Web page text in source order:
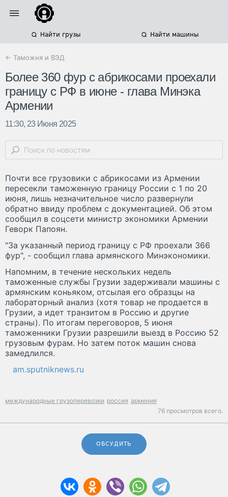
Найти грузы Найти машины
← Таможня и ВЭД
Более 360 фур с абрикосами проехали
границу с РФ в июне - глава Минэка
Армении
11:30, 23 Июня 2025
Почти все грузовики с абрикосами из Армении
пересекли таможенную границу России с 1 по 20
июня, лишь незначительное число развернули
обратно ввиду проблем с документацией. Об этом
сообщил в соцсети министр экономики Армении
Геворк Папоян.
"За указанный период границу с РФ проехали 366
фур", - сообщил глава армянского Минэкономики.
Напомним, в течение нескольких недель
таможенные службы Грузии задерживали машины с
армянским коньяком, отсылая его образцы на
лабораторный анализ (хотя товар не продается в
Грузии, а идет транзитом в Россию и другие
страны). По итогам переговоров, 5 июня
таможенники Грузии разрешили выезд в Россию 52
грузовым фурам. Но затем поток машин снова
замедлился.
am.sputniknews.ru
международные грузоперевозки россия армения
76 просмотров всего.
ОБСУДИТЬ